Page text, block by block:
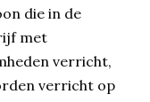
die in de
met
verricht,
verricht op